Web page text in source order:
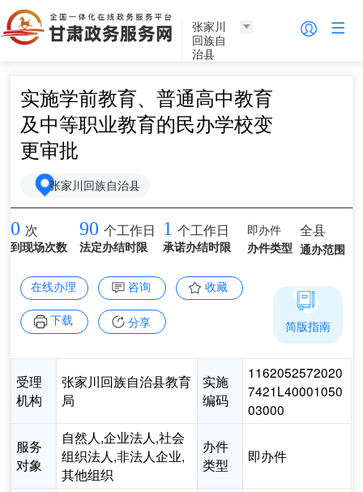
张家川
回族自
治县
实施学前教育、普通高中教育
及中等职业教育的民办学校变
更审批
张家川回族自治县
0 次
到现场次数
90 个工作日
法定办结时限
1 个工作日
承诺办结时限
即办件
办件类型
全县
通办范围
在线办理 咨询 收藏
下载 分享
受理
机构
张家川回族自治县教育
局
实施
编码
1162052572020
7421L40001050
03000
服务
对象
自然人,企业法人,社会
组织法人,非法人企业,
其他组织
办件
类型
即办件
简版指南